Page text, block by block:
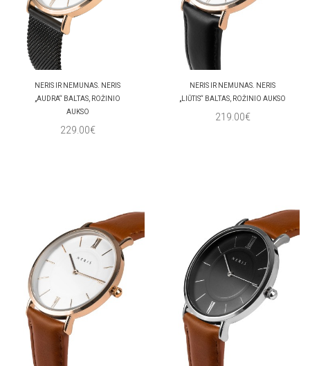
NERIS IR NEMUNAS. NERIS
„AUDRA“ BALTAS, ROŽINIO
AUKSO
229.00€
NERIS IR NEMUNAS. NERIS
„LIŪTIS“ BALTAS, ROŽINIO AUKSO
219.00€